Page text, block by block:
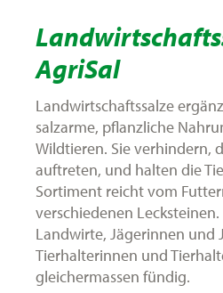
AgriSal
Landwirtschaftssalze
salzarme, pflanzliche
Wildtieren. Sie verhindern,
auftreten, und halten die
Sortiment reicht vom
verschiedenen
Landwirte, Jägerinnen und
Tierhalterinnen und
gleichermassen fündig.